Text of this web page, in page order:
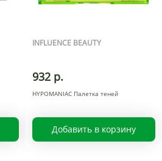
INFLUENCE BEAUTY
932 р.
HYPOMANIAC Палетка теней
Добавить в корзину